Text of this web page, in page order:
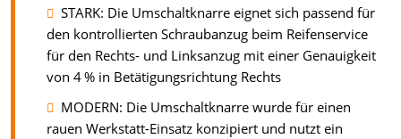
STARK: Die Umschaltknarre eignet sich passend für
den kontrollierten Schraubanzug beim Reifenservice
für den Rechts- und Linksanzug mit einer Genauigkeit
von 4 % in Betätigungsrichtung Rechts
MODERN: Die Umschaltknarre wurde für einen
rauen Werkstatt-Einsatz konzipiert und nutzt ein